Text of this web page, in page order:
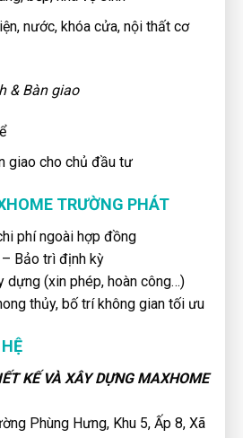
nước, khóa cửa, nội thất cơ
& Bàn giao
giao cho chủ đầu tư
TRƯỜNG PHÁT
phí ngoài hợp đồng
– Bảo trì định kỳ
dựng (xin phép, hoàn công…)
thủy, bố trí không gian tối ưu
KẾ VÀ XÂY DỰNG MAXHOME
Phùng Hưng, Khu 5, Ấp 8, Xã